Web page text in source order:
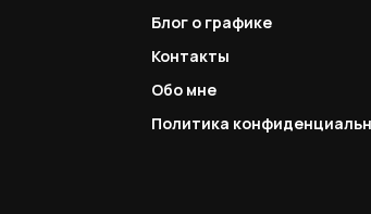
Блог о графике
Контакты
Обо мне
Политика